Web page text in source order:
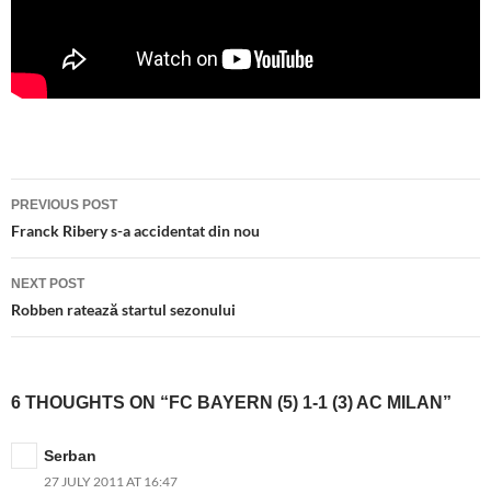
Post
navigation
PREVIOUS POST
Franck Ribery s-a accidentat din nou
NEXT POST
Robben ratează startul sezonului
6 THOUGHTS ON “FC BAYERN (5) 1-1 (3) AC MILAN”
Serban
27 JULY 2011 AT 16:47